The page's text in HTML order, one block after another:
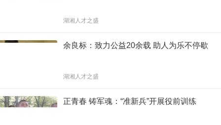
湖湘人才之盛
余良标：致力公益20余载 助人为乐不停歇
湖湘人才之盛
正青春 铸军魂：“准新兵”开展役前训练